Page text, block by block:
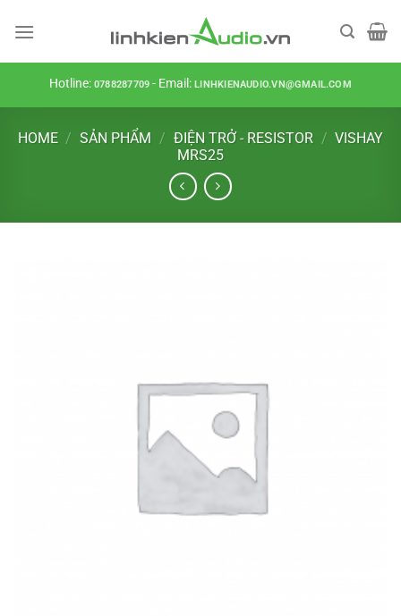
Hotline:0788287709 - Email:LINHKIENAUDIO.VN@GMAIL.COM
HOME / SẢN PHẨM / ĐIỆN TRỞ - RESISTOR / VISHAY
MRS25